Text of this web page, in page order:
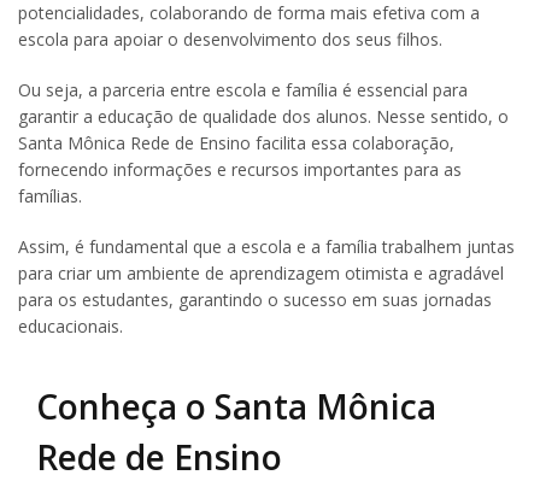
potencialidades, colaborando de forma mais efetiva com a
escola para apoiar o desenvolvimento dos seus filhos.
Ou seja, a parceria entre escola e família é essencial para
garantir a educação de qualidade dos alunos. Nesse sentido, o
Santa Mônica Rede de Ensino facilita essa colaboração,
fornecendo informações e recursos importantes para as
famílias.
Assim, é fundamental que a escola e a família trabalhem juntas
para criar um ambiente de aprendizagem otimista e agradável
para os estudantes, garantindo o sucesso em suas jornadas
educacionais.
Conheça o Santa Mônica
Rede de Ensino